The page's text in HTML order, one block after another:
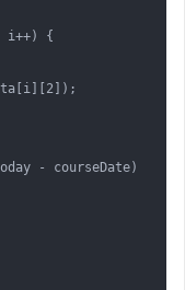
i++) {
- courseDate) /